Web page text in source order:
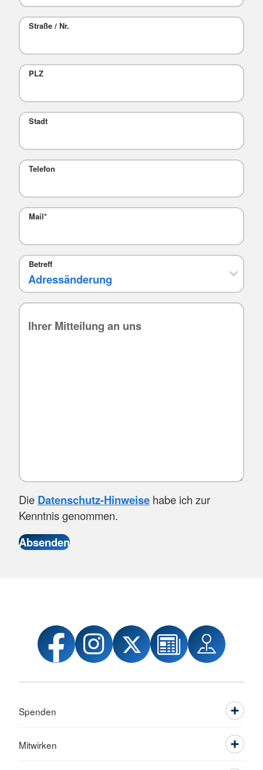
Straße / Nr.
PLZ
Stadt
Telefon
Mail*
Betreff
Die Datenschutz-Hinweise habe ich zur
Kenntnis genommen.
Spenden
Mitwirken